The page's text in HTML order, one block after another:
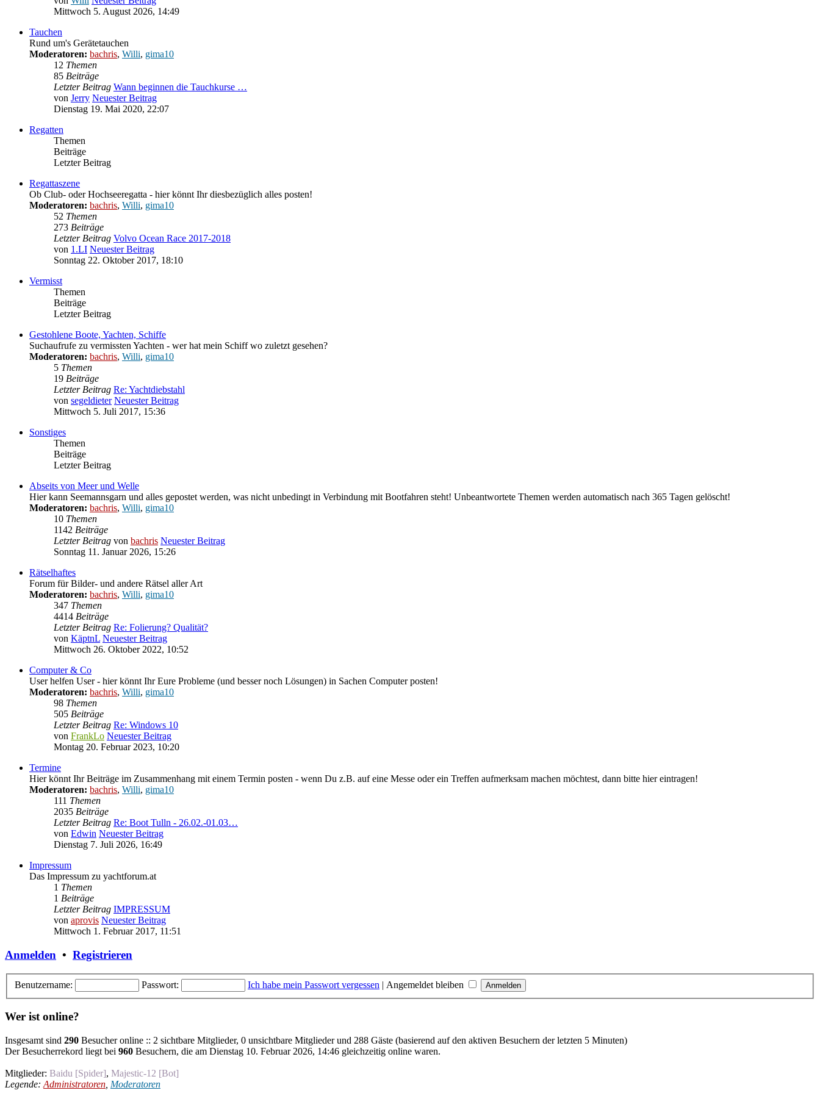
Mittwoch 5. August 2026, 14:49
Tauchen
Rund um's Gerätetauchen
Moderatoren: bachris, Willi, gima10
12 Themen
85 Beiträge
Letzter Beitrag Wann beginnen die Tauchkurse …
von Jerry Neuester Beitrag
Dienstag 19. Mai 2020, 22:07
Regatten
Themen
Beiträge
Letzter Beitrag
Regattaszene
Ob Club- oder Hochseeregatta - hier könnt Ihr diesbezüglich alles posten!
Moderatoren: bachris, Willi, gima10
52 Themen
273 Beiträge
Letzter Beitrag Volvo Ocean Race 2017-2018
von 1.LI Neuester Beitrag
Sonntag 22. Oktober 2017, 18:10
Vermisst
Themen
Beiträge
Letzter Beitrag
Gestohlene Boote, Yachten, Schiffe
Suchaufrufe zu vermissten Yachten - wer hat mein Schiff wo zuletzt gesehen?
Moderatoren: bachris, Willi, gima10
5 Themen
19 Beiträge
Letzter Beitrag Re: Yachtdiebstahl
von segeldieter Neuester Beitrag
Mittwoch 5. Juli 2017, 15:36
Sonstiges
Themen
Beiträge
Letzter Beitrag
Abseits von Meer und Welle
Hier kann Seemannsgarn und alles gepostet werden, was nicht unbedingt in Verbindung mit Bootfahren steht! Unbeantwortete Themen werden automatisch nach 365 Tagen gelöscht!
Moderatoren: bachris, Willi, gima10
10 Themen
1142 Beiträge
Letzter Beitrag von bachris Neuester Beitrag
Sonntag 11. Januar 2026, 15:26
Rätselhaftes
Forum für Bilder- und andere Rätsel aller Art
Moderatoren: bachris, Willi, gima10
347 Themen
4414 Beiträge
Letzter Beitrag Re: Folierung? Qualität?
von KäptnL Neuester Beitrag
Mittwoch 26. Oktober 2022, 10:52
Computer & Co
User helfen User - hier könnt Ihr Eure Probleme (und besser noch Lösungen) in Sachen Computer posten!
Moderatoren: bachris, Willi, gima10
98 Themen
505 Beiträge
Letzter Beitrag Re: Windows 10
von FrankLo Neuester Beitrag
Montag 20. Februar 2023, 10:20
Termine
Hier könnt Ihr Beiträge im Zusammenhang mit einem Termin posten - wenn Du z.B. auf eine Messe oder ein Treffen aufmerksam machen möchtest, dann bitte hier eintragen!
Moderatoren: bachris, Willi, gima10
111 Themen
2035 Beiträge
Letzter Beitrag Re: Boot Tulln - 26.02.-01.03…
von Edwin Neuester Beitrag
Dienstag 7. Juli 2026, 16:49
Impressum
Das Impressum zu yachtforum.at
1 Themen
1 Beiträge
Letzter Beitrag IMPRESSUM
von aprovis Neuester Beitrag
Mittwoch 1. Februar 2017, 11:51
Anmelden • Registrieren
Benutzername: Passwort: Ich habe mein Passwort vergessen | Angemeldet bleiben
Wer ist online?
Insgesamt sind 290 Besucher online :: 2 sichtbare Mitglieder, 0 unsichtbare Mitglieder und 288 Gäste (basierend auf den aktiven Besuchern der letzten 5 Minuten)
Der Besucherrekord liegt bei 960 Besuchern, die am Dienstag 10. Februar 2026, 14:46 gleichzeitig online waren.
Mitglieder: Baidu [Spider], Majestic-12 [Bot]
Legende: Administratoren Moderatoren